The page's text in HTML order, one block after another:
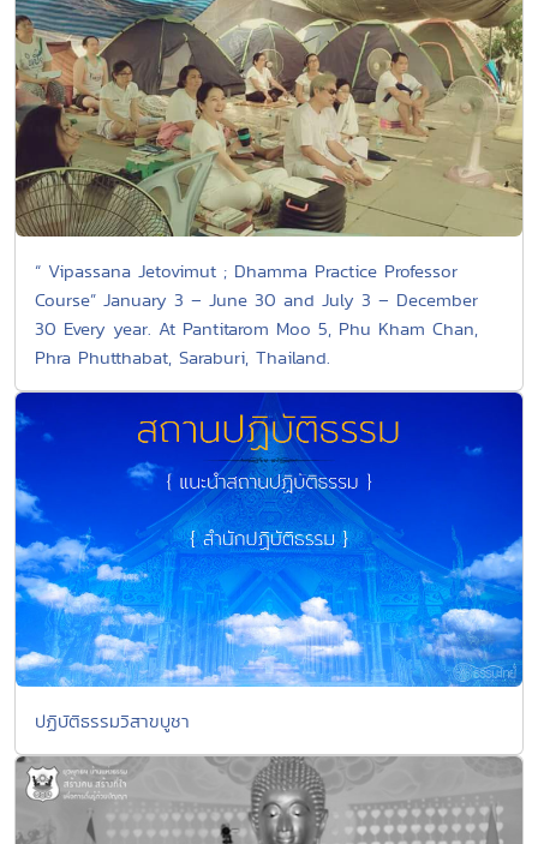
“ Vipassana Jetovimut ; Dhamma Practice Professor
Course” January 3 – June 30 and July 3 – December
30 Every year. At Pantitarom Moo 5, Phu Kham Chan,
Phra Phutthabat, Saraburi, Thailand.
ปฏิบัติธรรมวิสาขบูชา